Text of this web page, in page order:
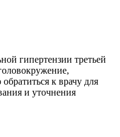
гипертензии третьей
к врачу для
и уточнения